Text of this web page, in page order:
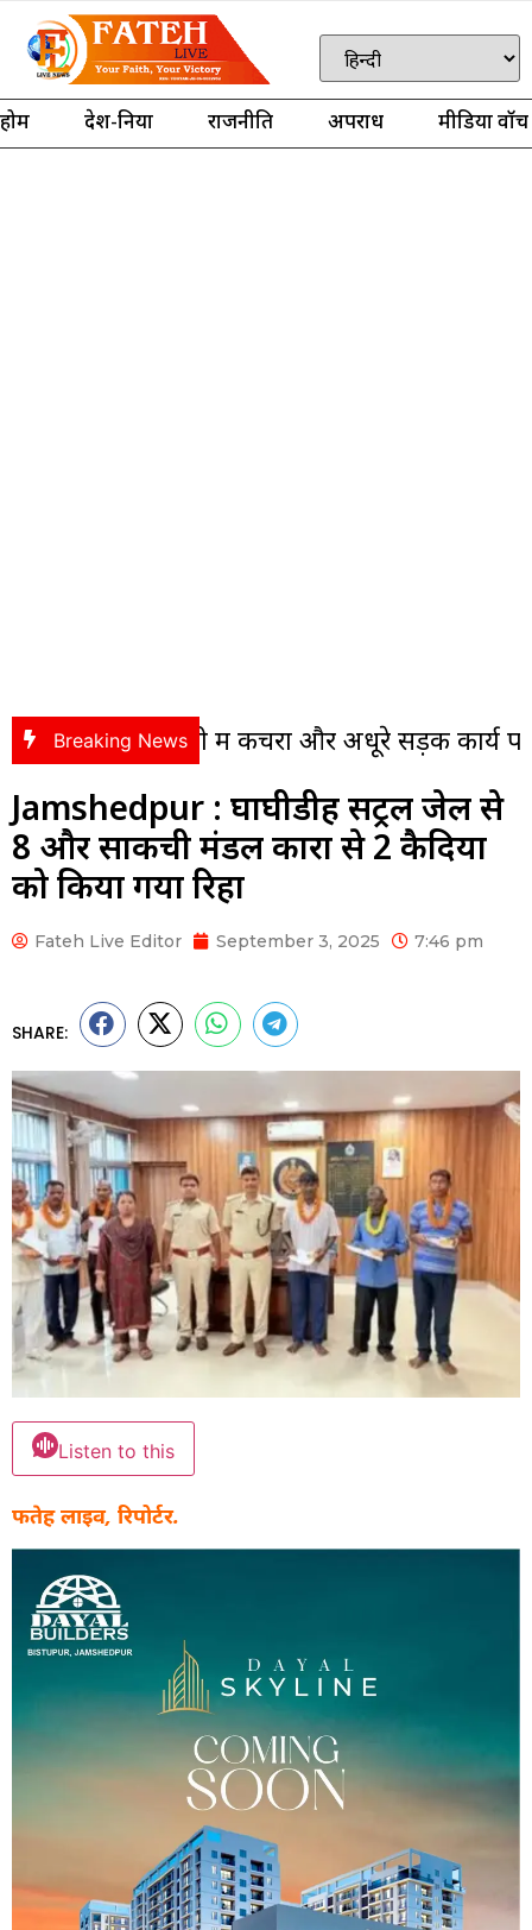
होम देश-दुनिया राजनीति अपराध मीडिया वॉच
Breaking News
कॉलोनी में कचरा और अधूरे सड़क कार्य पर भड़के
Jamshedpur : घाघीडीह सेंट्रल जेल से
8 और साकची मंडल कारा से 2 कैदियों
को किया गया रिहा
Fateh Live Editor September 3, 2025 7:46 pm
SHARE:
Listen to this
फतेह लाइव, रिपोर्टर.